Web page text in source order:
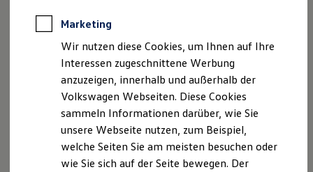
Software, Konnektivität & Apps
California App
VW Connect für Ihren ID. Buzz
VW Connect für Ihren Transporter/Caravelle
VW Connect für Ihren Amarok
VW Connect für andere Modelle
Connect Pro
Fleet Interface Data
Multistop Pathfinder
Übersicht Software Updates
Hilfreiches für Besitzer
Fahrerassistenz- und Sicherheitssysteme
Datenschutzerklärung
A. Verantwortlicher
Wir freuen uns, dass Sie unsere Webseite der
Autohaus Koch GmbH besuchen. Im Folgenden
informieren wir Sie über die Verarbeitung Ihrer
personenbezogenen Daten durch uns im
Zusammenhang mit Ihrem Besuch unserer Webseite.
Marketing
Wir nutzen diese Cookies, um Ihnen auf Ihre
Interessen zugeschnittene Werbung
anzuzeigen, innerhalb und außerhalb der
Volkswagen Webseiten. Diese Cookies
sammeln Informationen darüber, wie Sie
unsere Webseite nutzen, zum Beispiel,
welche Seiten Sie am meisten besuchen oder
wie Sie sich auf der Seite bewegen. Der